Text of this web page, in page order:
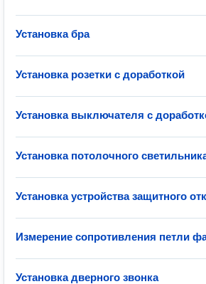
Установка бра
Установка розетки с доработкой
Установка выключателя с
Установка потолочного
Установка устройства защитного
Измерение сопротивления петли
Установка дверного звонка